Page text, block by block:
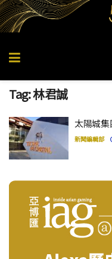
Tag:林君誠
太陽城
新聞編輯部